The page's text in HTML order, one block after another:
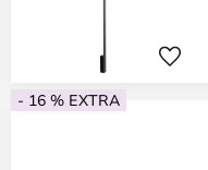
- 16 % EXTRA